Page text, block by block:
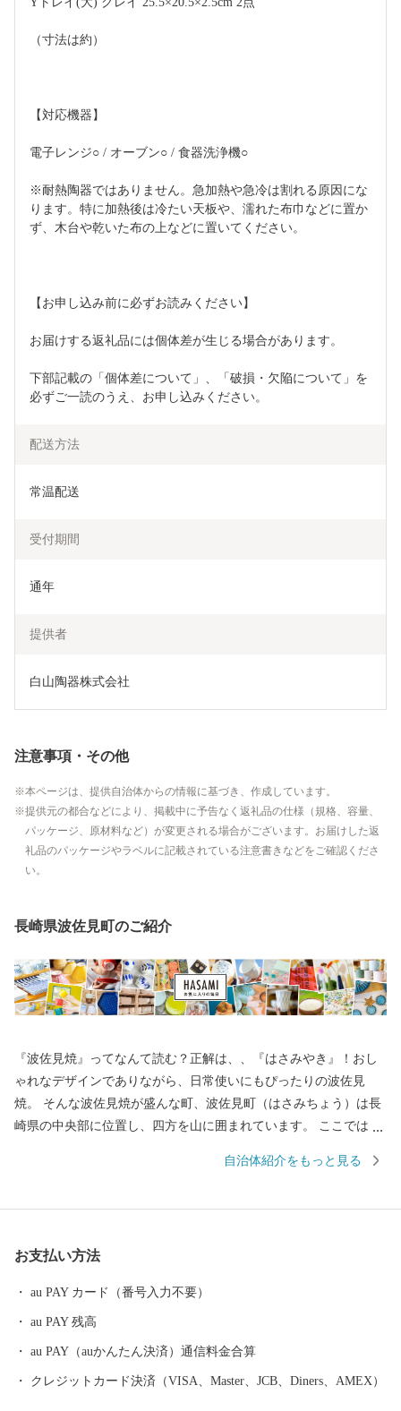
（寸法は約）
【対応機器】
電子レンジ○ / オーブン○ / 食器洗浄機○
※耐熱陶器ではありません。急加熱や急冷は割れる原因にな
ります。特に加熱後は冷たい天板や、濡れた布巾などに置か
ず、木台や乾いた布の上などに置いてください。
【お申し込み前に必ずお読みください】
お届けする返礼品には個体差が生じる場合があります。
下部記載の「個体差について」、「破損・欠陥について」を
必ずご一読のうえ、お申し込みください。
配送方法
常温配送
受付期間
通年
提供者
白山陶器株式会社
注意事項・その他
本ページは、提供自治体からの情報に基づき、作成しています。
提供元の都合などにより、掲載中に予告なく返礼品の仕様（規格、容量、
パッケージ、原材料など）が変更される場合がございます。お届けした返
礼品のパッケージやラベルに記載されている注意書きなどをご確認くださ
い。
長崎県波佐見町のご紹介
『波佐見焼』ってなんて読む？正解は、、『はさみやき』！おし
ゃれなデザインでありながら、日常使いにもぴったりの波佐見
焼。 そんな波佐見焼が盛んな町、波佐見町（はさみちょう）は長
崎県の中央部に位置し、四方を山に囲まれています。 ここでは、
な自然のなかで、お米やお茶、アスパラガスなどの農畜産業が行
こで焼かれた「くらわんか碗」が全国に出荷され、当時貴重品で
あった磁器を広く普及させるとともに、食文化にも大きな影響を
彩るおしゃれで機能的な日用和食器の一大産地として、全国的に
も高いシェアを誇っています。（すでに皆さまの食卓にも、波佐
見で作られたやきものがあるかも！？）窯元、棚田、温泉など、
自治体紹介をもっと見る
お支払い方法
au PAY カード（番号入力不要）
au PAY 残高
au PAY（auかんたん決済）通信料金合算
クレジットカード決済（VISA、Master、JCB、Diners、AMEX）